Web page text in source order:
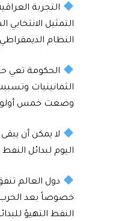
التجربة
التمثيل الانتخابي
النظام
الحكومة تعي
الثمانينيات
وضعت خمس
لا يمكن أن
اليوم لبدائل النفط
دول العالم
خصوصاً بعد الحرب
النفط التهيؤ